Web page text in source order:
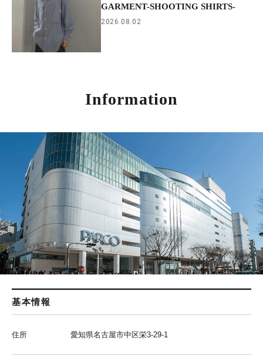
GARMENT-SHOOTING SHIRTS-
2026.08.02
Information
基本情報
住所 愛知県名古屋市中区栄3-29-1